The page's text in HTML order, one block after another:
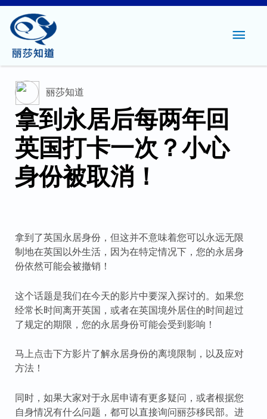
主
菜
丽莎知道
拿到永居后每两年回
英国打卡一次？小心
身份被取消！
拿到了英国永居身份，但这并不意味着您可以永远无限
制地在英国以外生活，因为在特定情况下，您的永居身
份依然可能会被撤销！
这个话题是我们在今天的影片中要深入探讨的。如果您
经常长时间离开英国，或者在英国境外居住的时间超过
了规定的期限，您的永居身份可能会受到影响！
马上点击下方影片了解永居身份的离境限制，以及应对
方法！
同时，如果大家对于永居申请有更多疑问，或者根据您
自身情况有什么问题，都可以直接询问丽莎移民部。进